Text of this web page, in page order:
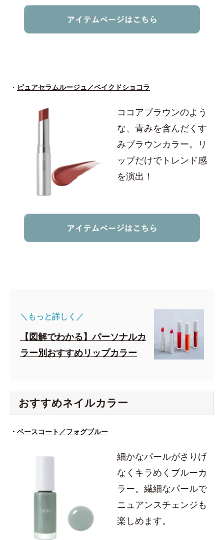
・ ピュアセラムルージュ／ベイクドショコラ
ココアブラウンのよう
な、青みを含んだくす
みブラウンカラー。リ
ップだけでトレンド感
を演出！
＼もっと詳しく／
【図解でわかる】パーソナルカ
ラー別おすすめリップカラー
おすすめネイルカラー
・ ベースコート／フォグブルー
細かなパールがさりげ
なくキラめくブルーカ
ラー。繊細なパールで
ニュアンスチェンジも
楽しめます。